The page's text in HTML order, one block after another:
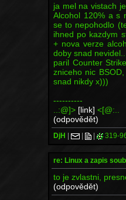
ja mel na vistach
Alcohol 120% a s
se to nepohodlo
ihned po kazdym
+ nova verze
doby snad
paril Counter
zniceho nic
snad nikdy x)))
----------
..:@]> [link] <[@:..
(odpovědět)
DjH | | | 319-
re: Linux a zapis
to je zvlastni,
(odpovědět)